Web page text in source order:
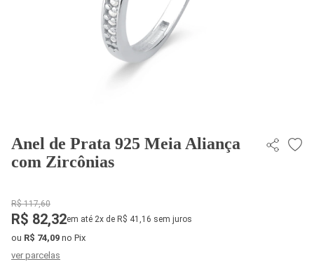
Anel de Prata 925 Meia Aliança
com Zircônias
R$ 117,60
R$ 82,32em até 2x de R$ 41,16 sem juros
ou R$ 74,09 no Pix
ver parcelas